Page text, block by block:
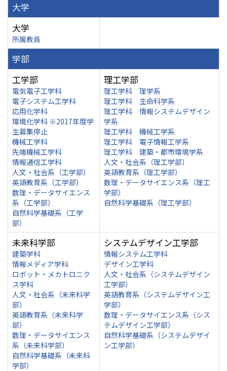
大学
大学
所属教員
学部
工学部
電気電子工学科
電子システム工学科
応用化学科
環境化学科 ※2017年度学
生募集停止
機械工学科
先端機械工学科
情報通信工学科
人文・社会系（工学部）
英語教育系（工学部）
数理・データサイエンス
系（工学部）
自然科学基礎系（工学
部）
理工学部
理工学科 理学系
理工学科 生命科学系
理工学科 情報システムデザイン
学系
理工学科 機械工学系
理工学科 電子情報工学系
理工学科 建築・都市環境学系
人文・社会系（理工学部）
英語教育系（理工学部）
数理・データサイエンス系（理工
学部）
自然科学基礎系（理工学部）
未来科学部
建築学科
情報メディア学科
ロボット・メカトロニク
ス学科
人文・社会系（未来科学
部）
英語教育系（未来科学
部）
数理・データサイエンス
系（未来科学部）
自然科学基礎系（未来科
学部）
システムデザイン工学部
情報システム工学科
デザイン工学科
人文・社会系（システムデザイン
工学部）
英語教育系（システムデザイン工
学部）
数理・データサイエンス系（シス
テムデザイン工学部）
自然科学基礎系（システムデザイ
ン工学部）